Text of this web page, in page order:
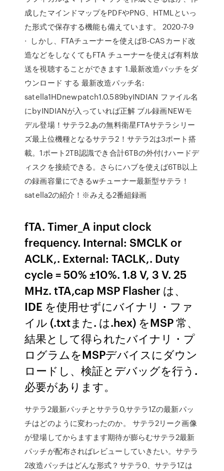
成したマインドマップをPDFやPNG、HTMLといっ
た形式で保存する機能も備えています。 2020-7-9
· しかし、FTAチューナーを使えばB-CASカード改
造などをしなくてもFTA チューナーを使えば有料放
送を視聴することができます 1.最新改造パッチをダ
ウンロード する 最新改造パッチ名:
satella1HDnewpatch1.0.589byINDIAN ファイル名
にbyINDIANが入っていれば正解 ブル録画NEWモ
デル登場！サテラ2.あの無料衛星FTAサテラシリー
ズ最上位機種となるサテラ2！サテラ2は3ポート搭
載。1ポート2TB認識でき合計6TBの外付けハードデ
ィスクを接続できる。さらにハブを使えば6TB以上
の録画容量にできるwチューナー最新型サテラ！
satella2の紹介！※みえる2番組録画
fTA. Timer_A input clock
frequency. Internal: SMCLK or
ACLK,. External: TACLK,. Duty
cycle = 50% ±10%. 1.8 V, 3 V. 25
MHz. tTA,cap MSP Flasher は、
IDE を使用せずにバイナリ・ファ
イル (.txtまた. は.hex) をMSP 常、
結果として得られたバイナリ・プ
ログラムをMSPデバイスにダウン
ロードし、検証とデバッグを行う.
必要があります。
サテラ2最新パッチとサテラ0,サテラ1Zの最新パッ
チはどのように変わったのか。 サテラ2リーク画像
が登場してからますます期待が膨らむサテラ2最新
パッチが配布さればレビューしていきたい。サテラ
2改造パッチはどんな形式？サテラ0、サテラ1Zは